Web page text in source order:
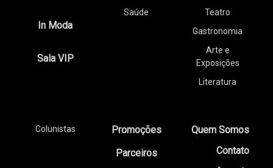
In Moda
Sala VIP
Saúde
Teatro
Gastronomia
Arte e
Exposições
Literatura
Colunistas
Promoções
Parceiros
Quem Somos
Contato